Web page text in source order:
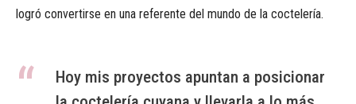
logró convertirse en una referente del mundo de la coctelería.
Hoy mis proyectos apuntan a posicionar